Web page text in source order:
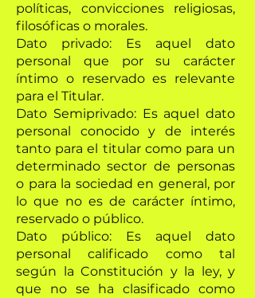
políticas, convicciones religiosas,
filosóficas o morales.
Dato privado: Es aquel dato
personal que por su carácter
íntimo o reservado es relevante
para el Titular.
Dato Semiprivado: Es aquel dato
personal conocido y de interés
tanto para el titular como para un
determinado sector de personas
o para la sociedad en general, por
lo que no es de carácter íntimo,
reservado o público.
Dato público: Es aquel dato
personal calificado como tal
según la Constitución y la ley, y
que no se ha clasificado como